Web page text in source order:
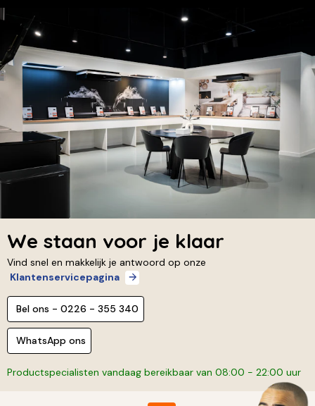
We staan voor je klaar
Vind snel en makkelijk je antwoord op onze
Klantenservicepagina
Bel ons - 0226 - 355 340
WhatsApp ons
Productspecialisten vandaag bereikbaar van 08:00 - 22:00 uur